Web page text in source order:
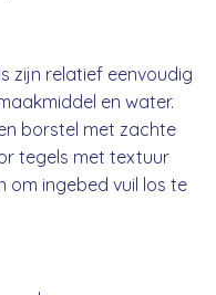
zijn relatief eenvoudig
en water.
borstel met zachte
tegels met textuur
om ingebed vuil los te